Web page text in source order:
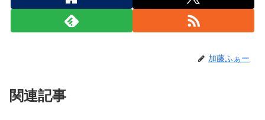
加藤ふぁー
関連記事